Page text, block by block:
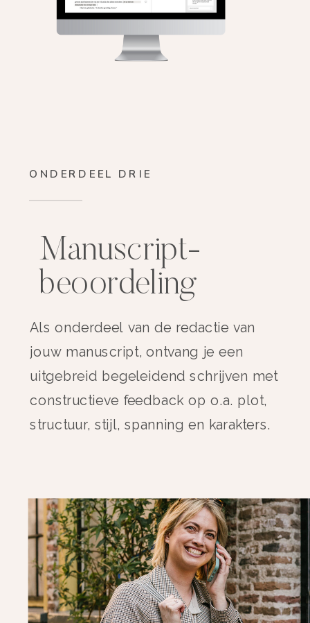
Als onderdeel van de redactie van
jouw manuscript, ontvang je een
uitgebreid begeleidend schrijven met
constructieve feedback op o.a. plot,
structuur, stijl, spanning en karakters.
Manuscript-
beoordeling
ONDERDEEL DRIE